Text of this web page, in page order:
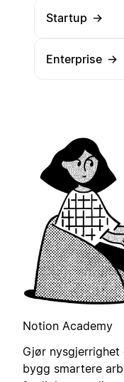
Startup →
Enterprise →
Notion Academy
Gjør
bygg smartere